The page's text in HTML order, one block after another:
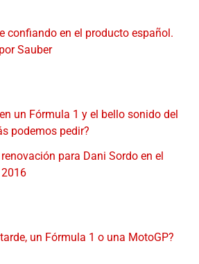
confiando en el producto español.
Sauber
un Fórmula 1 y el bello sonido del
podemos pedir?
para Dani Sordo en el
un Fórmula 1 o una MotoGP?